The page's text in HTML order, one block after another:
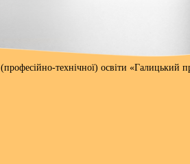
технічної) освіти